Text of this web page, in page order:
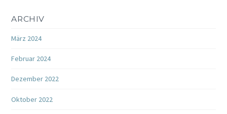
ARCHIV
März 2024
Februar 2024
Dezember 2022
Oktober 2022